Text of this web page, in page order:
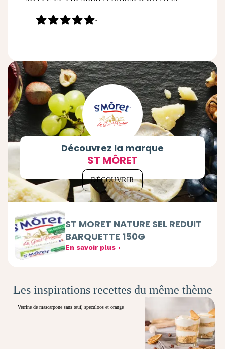
-
Découvrez la marque
ST MÔRET
DÉCOUVRIR
ST MORET NATURE SEL REDUIT
BARQUETTE 150G
En savoir plus
Les inspirations recettes du même thème
Verrine de mascarpone sans œuf, speculoos et orange